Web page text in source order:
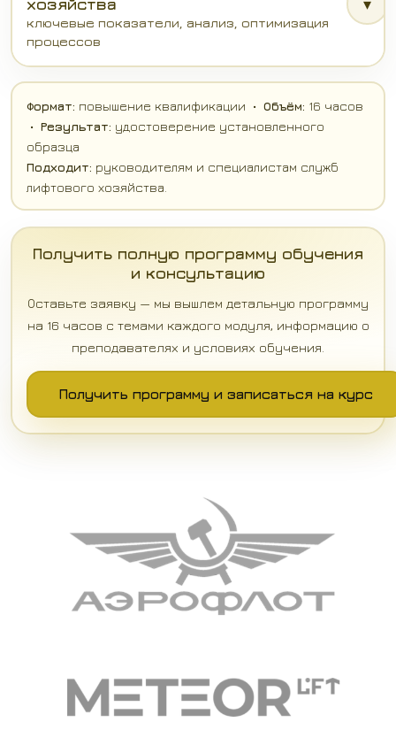
хозяйства
ключевые показатели, анализ, оптимизация
процессов
▾
Формат: повышение квалификации • Объём: 16 часов
• Результат: удостоверение установленного
образца
Подходит: руководителям и специалистам служб
лифтового хозяйства.
Получить полную программу обучения
и консультацию
Оставьте заявку — мы вышлем детальную программу
на 16 часов с темами каждого модуля, информацию о
преподавателях и условиях обучения.
Получить программу и записаться на курс